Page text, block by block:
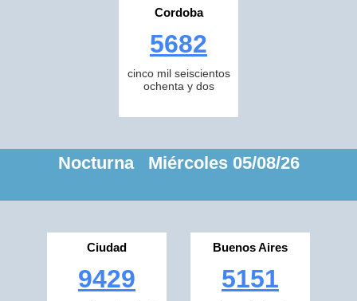
Cordoba
5682
cinco mil seiscientos
ochenta y dos
Nocturna Miércoles 05/08/26
Ciudad
9429
Buenos Aires
5151